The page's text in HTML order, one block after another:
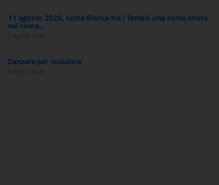
11 agosto 2026, notte Bianca tra i Templi: una notte intera
nel cuore...
7 Agosto 2026
Danzare per includere
6 Agosto 2026